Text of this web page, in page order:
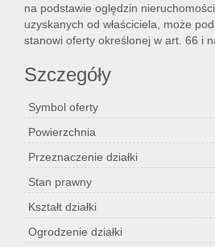
na podstawie oględzin
uzyskanych od właściciela, może
stanowi oferty określonej w art. 66 i
Szczegóły
Symbol oferty
Powierzchnia
Przeznaczenie działki
Stan prawny
Kształt działki
Ogrodzenie działki